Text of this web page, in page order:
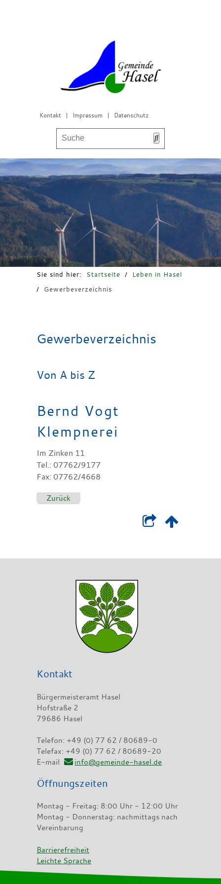
Kontakt | Impressum | Datenschutz
Bürgerservice & Gemeinderat
Leben in Hasel
Freizeit & Tourismus
Sie sind hier: Startseite /
Leben in Hasel
/
Gewerbeverzeichnis
Gewerbeverzeichnis
Von A bis Z
Bernd Vogt
Klempnerei
Im Zinken 11
Tel.: 07762/9177
Fax: 07762/4668
Zurück
Kontakt
Bürgermeisteramt Hasel
Hofstraße 2
79686 Hasel
Telefon: +49 (0) 77 62 / 80689-0
Telefax: +49 (0) 77 62 / 80689-20
E-mail
info@gemeinde-hasel.de
Öffnungszeiten
Montag - Freitag: 8:00 Uhr - 12:00 Uhr
Montag - Donnerstag: nachmittags nach
Vereinbarung
Barrierefreiheit
Leichte Sprache